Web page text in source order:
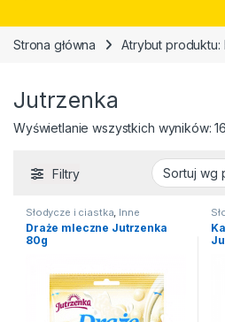
Strona główna Atrybut produktu:
Jutrzenka
Wyświetlanie wszystkich wyników: 16
Filtry
Słodycze i ciastka Inne
słodycze
Draże mleczne Jutrzenka
80g